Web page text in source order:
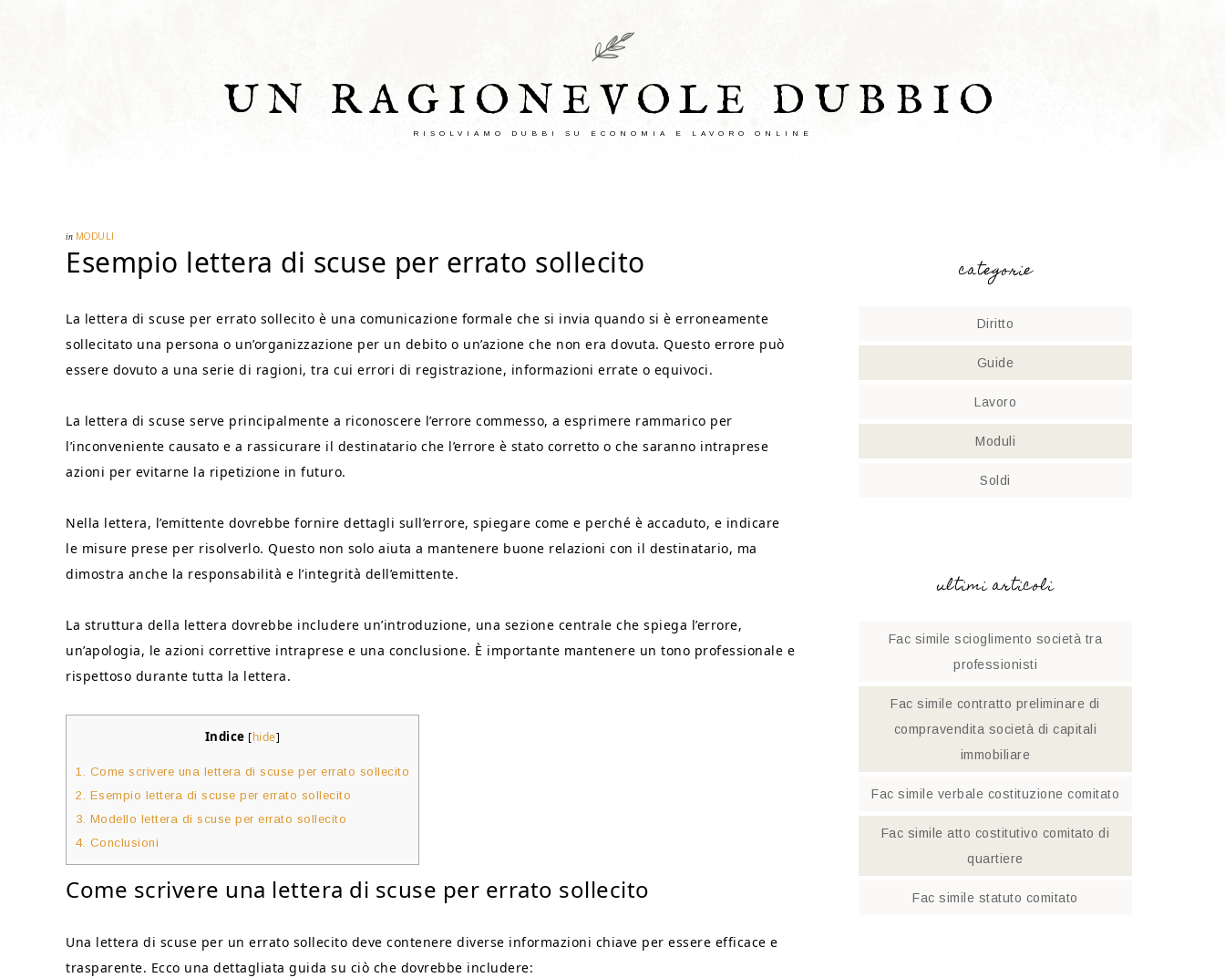
UN RAGIONEVOLE DUBBIO
RISOLVIAMO DUBBI SU ECONOMIA E LAVORO ONLINE
in MODULI
Esempio lettera di scuse per errato sollecito
La lettera di scuse per errato sollecito è una comunicazione formale che si invia quando si è erroneamente
sollecitato una persona o un’organizzazione per un debito o un’azione che non era dovuta. Questo errore può
essere dovuto a una serie di ragioni, tra cui errori di registrazione, informazioni errate o equivoci.
La lettera di scuse serve principalmente a riconoscere l’errore commesso, a esprimere rammarico per
l’inconveniente causato e a rassicurare il destinatario che l’errore è stato corretto o che saranno intraprese
azioni per evitarne la ripetizione in futuro.
Nella lettera, l’emittente dovrebbe fornire dettagli sull’errore, spiegare come e perché è accaduto, e indicare
le misure prese per risolverlo. Questo non solo aiuta a mantenere buone relazioni con il destinatario, ma
dimostra anche la responsabilità e l’integrità dell’emittente.
La struttura della lettera dovrebbe includere un’introduzione, una sezione centrale che spiega l’errore,
un’apologia, le azioni correttive intraprese e una conclusione. È importante mantenere un tono professionale e
rispettoso durante tutta la lettera.
Indice [hide]
1. Come scrivere una lettera di scuse per errato sollecito
2. Esempio lettera di scuse per errato sollecito
3. Modello lettera di scuse per errato sollecito
4. Conclusioni
Come scrivere una lettera di scuse per errato sollecito
Una lettera di scuse per un errato sollecito deve contenere diverse informazioni chiave per essere efficace e
trasparente. Ecco una dettagliata guida su ciò che dovrebbe includere:
categorie
Diritto
Guide
Lavoro
Moduli
Soldi
ultimi articoli
Fac simile scioglimento società tra
professionisti​
Fac simile contratto preliminare di
compravendita società di capitali
immobiliare
Fac simile verbale costituzione comitato​
Fac simile atto costitutivo comitato di
quartiere​
Fac simile statuto comitato